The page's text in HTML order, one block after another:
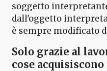
soggetto
dall'oggetto
è sempre modificato
Solo grazie al
cose